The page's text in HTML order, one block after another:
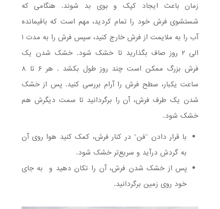
زمان باعث ایجاد کپک و بوی بد شوند. هنگامی که
شستشوی فرش خود را تمام کردید، مهم است که باقیمانده
آب را به ملایمت از فرش خارج کنید، سپس فرش را به مدت ۱
الی ۲ روز صاف بگذارید تا خشک شود. خشک شدن یک
فرش بزرگ ممکن است چند روز طول بکشد . هر ۶ تا ۸
ساعت یکبار، سطح فرش را آرام بررسی کنید. پس از خشک
شدن یک طرف فرش، آن را برگردانید تا سمت دیگرش هم
خشک شود.
با قرار دادن “فن” در کنار فرش، کمک کنید هوا روی آن
به گردش درآید و سریع‌تر خشک شود.
پس از خشک شدن فرش، آن را تکان دهید و به جای
خود روی زمین برگردانید.